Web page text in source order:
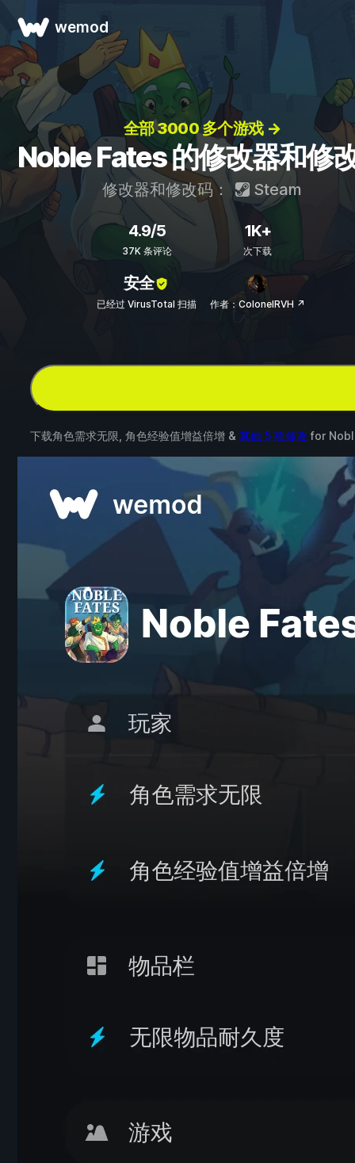
wemod
全部 3000 多个游戏 →
Noble Fates 的修改器和修
修改器和修改码： Steam
4.9/5
37K 条评论
1K+
次下载
安全
已经过 VirusTotal 扫描 作者：ColonelRVH ↗
下载角色需求无限, 角色经验值增益倍增 & 其他 5 项修改 for